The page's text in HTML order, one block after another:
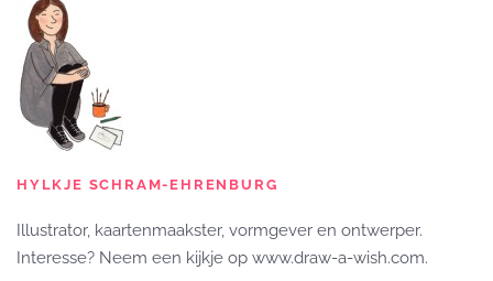
HYLKJE SCHRAM-EHRENBURG
Illustrator, kaartenmaakster, vormgever en ontwerper.
Interesse? Neem een kijkje op www.draw-a-wish.com.